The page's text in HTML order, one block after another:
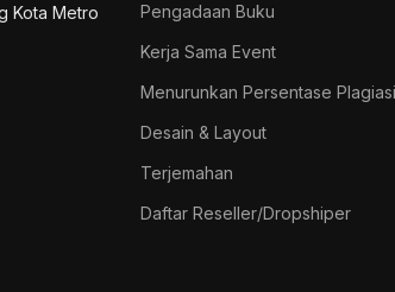
Kota Metro
Pengadaan Buku
Kerja Sama Event
Menurunkan Persentase Plagiasi
Desain & Layout
Terjemahan
Daftar Reseller/Dropshiper